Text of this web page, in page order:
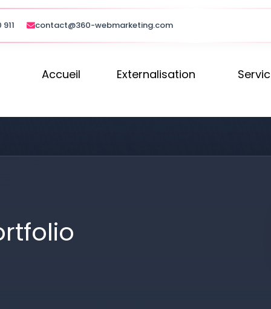
contact@360-webmarketing.com
Accueil Externalisation